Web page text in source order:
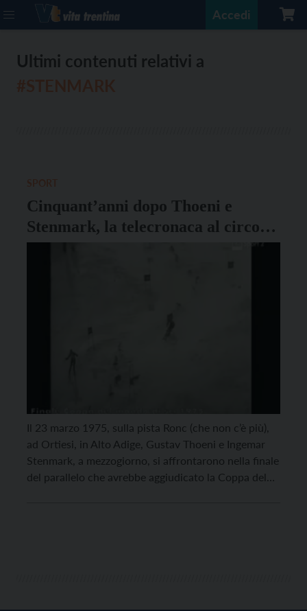
Accedi
Ultimi contenuti relativi a
Cinquant’anni dopo Thoeni e
Stenmark, la telecronaca al circolo
Ramé
Il 23 marzo 1975, sulla pista Ronc (che non c’è più),
ad Ortiesi, in Alto Adige, Gustav Thoeni e Ingemar
Stenmark, a mezzogiorno, si affrontarono nella finale
del parallelo che avrebbe aggiudicato la Coppa del